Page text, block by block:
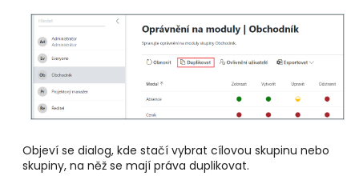
Objeví se dialog, kde stačí vybrat cílovou skupinu nebo
skupiny, na něž se mají práva duplikovat.